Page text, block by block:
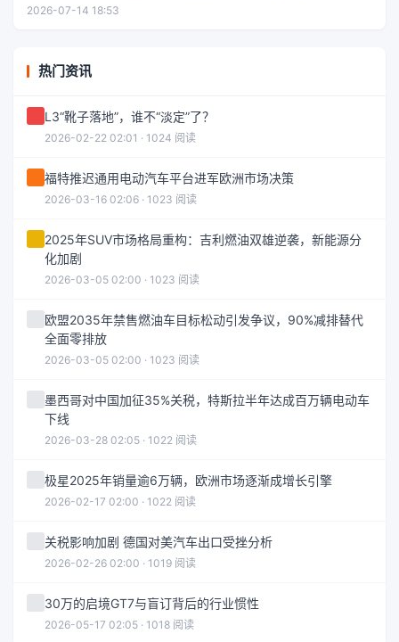
2026-07-14 18:53
热门资讯
L3“靴子落地”，谁不“淡定”了？
2026-02-22 02:01 · 1024 阅读
福特推迟通用电动汽车平台进军欧洲市场决策
2026-03-16 02:06 · 1023 阅读
2025年SUV市场格局重构：吉利燃油双雄逆袭，新能源分
化加剧
2026-03-05 02:00 · 1023 阅读
欧盟2035年禁售燃油车目标松动引发争议，90%减排替代
全面零排放
2026-03-05 02:00 · 1023 阅读
墨西哥对中国加征35%关税，特斯拉半年达成百万辆电动车
下线
2026-03-28 02:05 · 1022 阅读
极星2025年销量逾6万辆，欧洲市场逐渐成增长引擎
2026-02-17 02:00 · 1022 阅读
关税影响加剧 德国对美汽车出口受挫分析
2026-02-26 02:00 · 1019 阅读
30万的启境GT7与盲订背后的行业惯性
2026-05-17 02:05 · 1018 阅读